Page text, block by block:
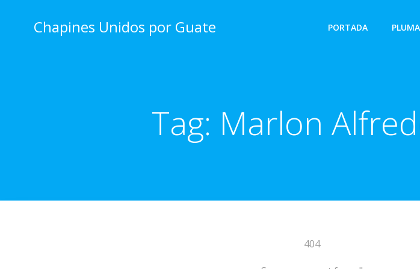
Chapines Unidos por Guate PORTADA
Tag: Marlon
404